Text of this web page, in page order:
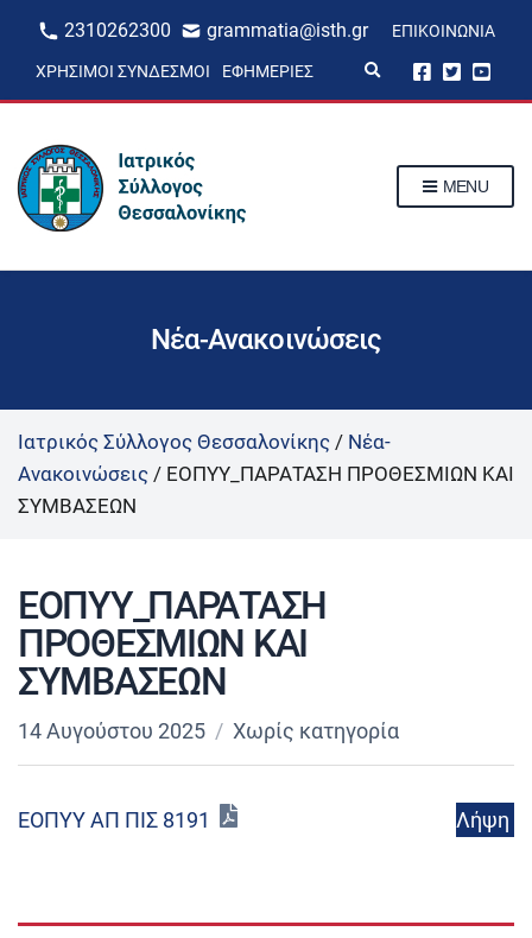
2310262300 grammatia@isth.gr ΕΠΙΚΟΙΝΩΝΊΑ
ΧΡΉΣΙΜΟΙ ΣΎΝΔΕΣΜΟΙ ΕΦΗΜΕΡΊΕΣ
p
m
MENU
Νέα-Ανακοινώσεις
Ιατρικός Σύλλογος Θεσσαλονίκης / Νέα-
Ανακοινώσεις / ΕΟΠΥΥ_ΠΑΡΑΤΑΣΗ ΠΡΟΘΕΣΜΙΩΝ ΚΑΙ
ΣΥΜΒΑΣΕΩΝ
ΕΟΠΥΥ_ΠΑΡΑΤΑΣΗ
ΠΡΟΘΕΣΜΙΩΝ ΚΑΙ
ΣΥΜΒΑΣΕΩΝ
14 Αυγούστου 2025 Χωρίς κατηγορία
ΕΟΠΥΥ ΑΠ ΠΙΣ 8191 Λήψη